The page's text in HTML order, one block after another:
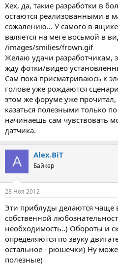
Хех, да, такие разработки в
остаются реализованными в
сожалению... У самого в
валяется на меге восьмой в
/images/smilies/frown.gif
Желаю удачи разработчикам,
жду фотки/видео
Сам пока присматриваюсь к
голове уже рождаются
этом же форуме уже прочитал,
казаться полезными только
начинаешь сам чувствовать
датчика.
A Alex.BiT
Байкер
28 Ноя 2012
Эти приблуды делаются чаще
собственной
необходимость..) Обороты и
определяются по звуку
остальное - рюшечки) Ну
полезные)